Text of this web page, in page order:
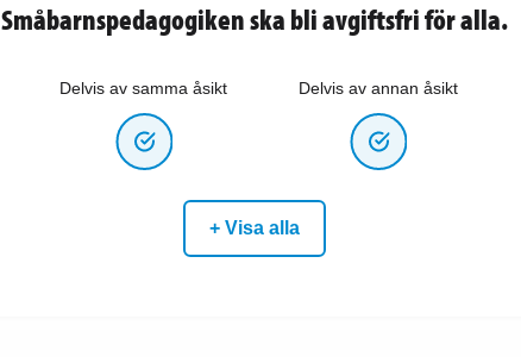
Småbarnspedagogiken ska bli avgiftsfri för alla.
Delvis av samma åsikt Delvis av annan åsikt
+ Visa alla